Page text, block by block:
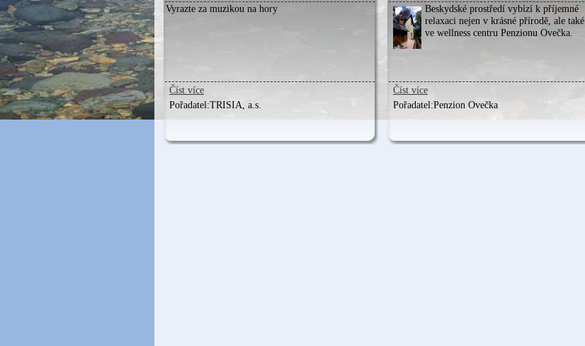
Vyrazte za muzikou na hory
Číst více
Pořadatel:TRISIA, a.s.
Beskydské prostředí vybízí k příjemné
relaxaci nejen v krásné přírodě, ale také
ve wellness centru Penzionu Ovečka.
Číst více
Pořadatel:Penzion Ovečka